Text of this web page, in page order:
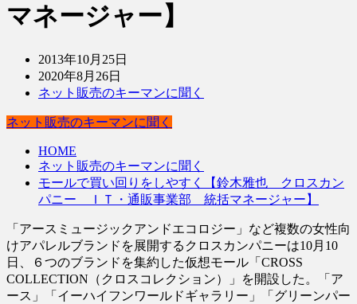
マネージャー】
2013年10月25日
2020年8月26日
ネット販売のキーマンに聞く
ネット販売のキーマンに聞く
HOME
ネット販売のキーマンに聞く
モールで買い回りをしやすく【鈴木雅也 クロスカン
パニー ＩＴ・通販事業部 統括マネージャー】
「アースミュージックアンドエコロジー」など複数の女性向
けアパレルブランドを展開するクロスカンパニーは10月10
日、６つのブランドを集約した仮想モール「CROSS
COLLECTION（クロスコレクション）」を開設した。「ア
ース」「イーハイフンワールドギャラリー」「グリーンパー